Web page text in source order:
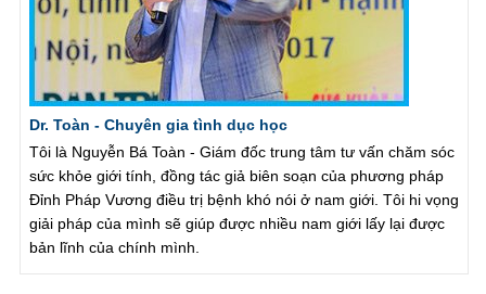
Dr. Toàn - Chuyên gia tình dục học
Tôi là Nguyễn Bá Toàn - Giám đốc trung tâm tư vấn chăm sóc
sức khỏe giới tính, đồng tác giả biên soạn của phương pháp
Đỉnh Pháp Vương điều trị bệnh khó nói ở nam giới. Tôi hi vọng
giải pháp của mình sẽ giúp được nhiều nam giới lấy lại được
bản lĩnh của chính mình.